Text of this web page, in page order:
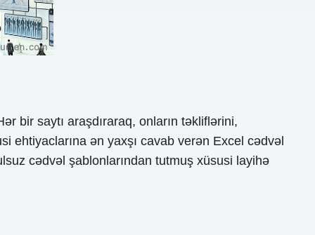
bir saytı araşdıraraq, onların təkliflərini,
ehtiyaclarına ən yaxşı cavab verən Excel cədvəl
cədvəl şablonlarından tutmuş xüsusi layihə